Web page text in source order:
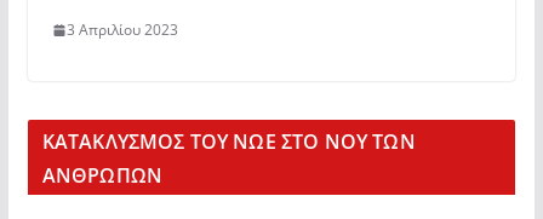
3 Απριλίου 2023
KΑΤΑΚΛΥΣΜΟΣ ΤΟΥ ΝΩΕ ΣΤΟ ΝΟΥ ΤΩΝ
ΑΝΘΡΩΠΩΝ